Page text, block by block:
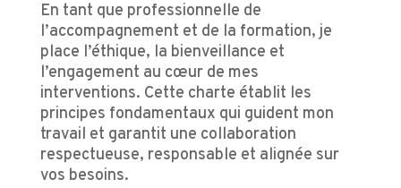
En tant que professionnelle de
l’accompagnement et de la formation, je
place l’éthique, la bienveillance et
l’engagement au cœur de mes
interventions. Cette charte établit les
principes fondamentaux qui guident mon
travail et garantit une collaboration
respectueuse, responsable et alignée sur
vos besoins.